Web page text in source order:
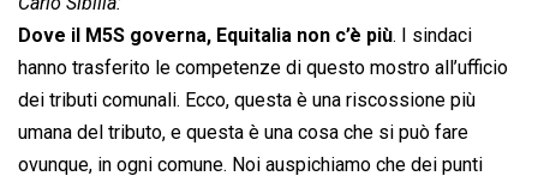
Dove il M5S governa, Equitalia non c’è più. I sindaci
hanno trasferito le competenze di questo mostro all’ufficio
dei tributi comunali. Ecco, questa è una riscossione più
umana del tributo, e questa è una cosa che si può fare
ovunque, in ogni comune. Noi auspichiamo che dei punti